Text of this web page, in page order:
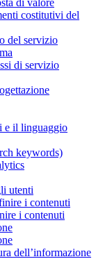
di valore
costitutivi del
del servizio
di servizio
e il linguaggio
keywords)
utenti
i contenuti
i contenuti
dell’informazione